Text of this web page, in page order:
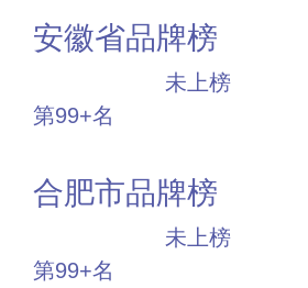
安徽省品牌榜
未上榜
第99+名
合肥市品牌榜
未上榜
第99+名